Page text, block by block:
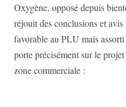
Oxygène, opposé depuis
réjouit des conclusions et
favorable au PLU mais
porte précisément sur le
zone commerciale :